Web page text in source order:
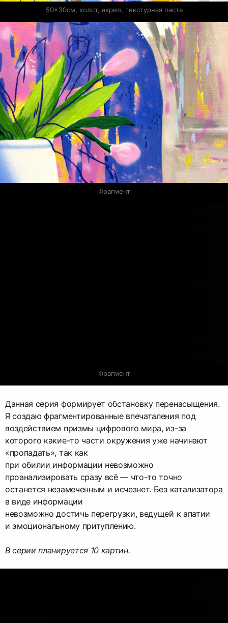
50×30см, холст, акрил, текстурная паста
Фрагмент
Фрагмент
Данная серия формирует обстановку перенасыщения.
Я создаю фрагментированные впечаталения под
воздействием призмы цифрового мира, из-за
которого какие-то части окружения уже начинают
«пропадать», так как
при обилии информации невозможно
проанализировать сразу всё — что-то точно
останется незамеченным и исчезнет. Без катализатора
в виде информации
невозможно достичь перегрузки, ведущей к апатии
и эмоциональному притуплению.
В серии планируется 10 картин.